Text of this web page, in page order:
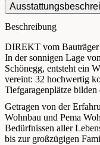
Beschreibung
DIREKT vom
In der sonnigen Lage
Schönegg, entsteht ein
vereint: 32 hochwertig
Tiefgaragenplätze
Getragen von der
Wohnbau und Pema
Bedürfnissen aller
bis zur großzügigen